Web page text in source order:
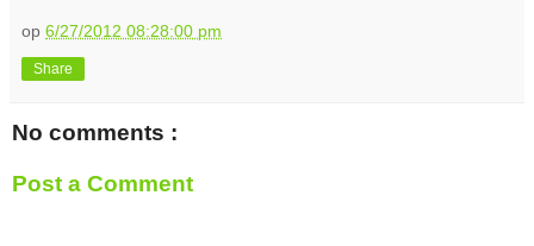
op 6/27/2012 08:28:00 pm
Share
No comments :
Post a Comment